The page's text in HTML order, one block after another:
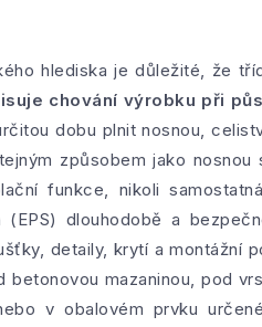
hlediska je důležité, že
chování výrobku při
dobu plnit nosnou,
způsobem jako
funkce, nikoli
(EPS) dlouhodobě a
detaily, krytí a montážní
betonovou mazaninou, pod
v obalovém prvku